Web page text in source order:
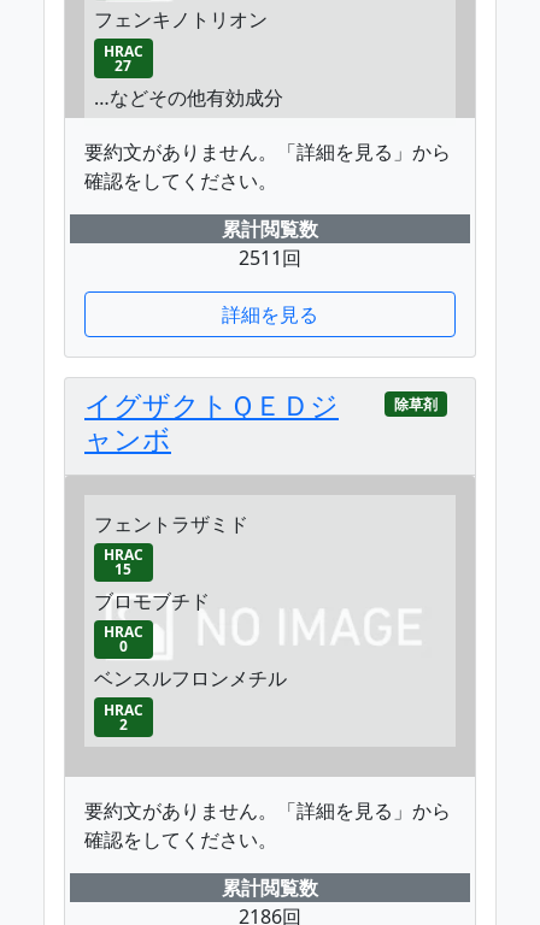
フェンキノトリオン
HRAC
27
…などその他有効成分
要約文がありません。「詳細を見る」から
確認をしてください。
累計閲覧数
2511回
詳細を見る
イグザクトＱＥＤジ
ャンボ
除草剤
フェントラザミド
HRAC
15
ブロモブチド
HRAC
0
ベンスルフロンメチル
HRAC
2
要約文がありません。「詳細を見る」から
確認をしてください。
累計閲覧数
2186回